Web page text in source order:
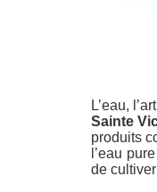
L’eau,
Sainte
produits
l’eau
de cultiver